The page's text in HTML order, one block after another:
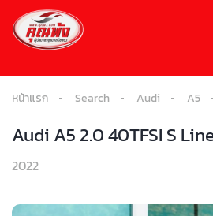
หน้าแรก Search Audi A5
Audi A5 2.0 40TFSI S
2022